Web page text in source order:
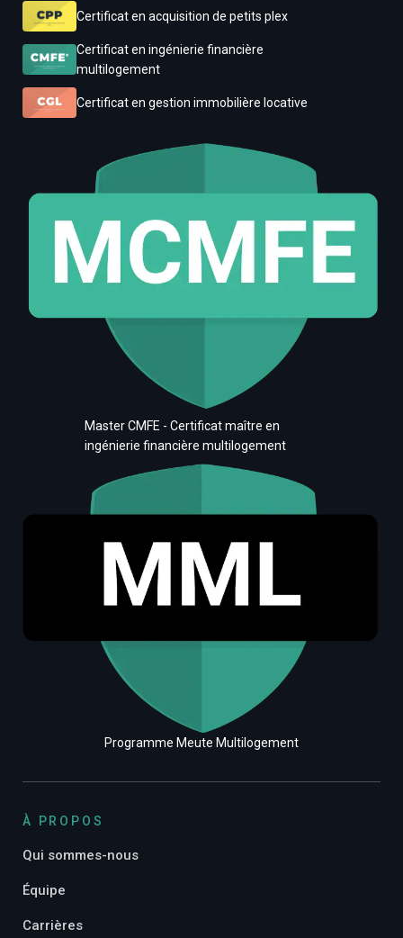
Certificat en acquisition de petits plex
Certificat en ingénierie financière
multilogement
Certificat en gestion immobilière locative
Master CMFE - Certificat maître en
ingénierie financière multilogement
Programme Meute Multilogement
À PROPOS
Qui sommes-nous
Équipe
Carrières